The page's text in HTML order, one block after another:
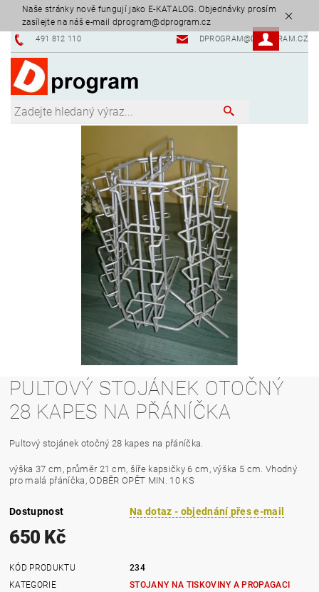
Naše stránky nově fungují jako E-KATALOG. Objednávky prosím
zasílejte na náš e-mail dprogram@dprogram.cz
491 812 110 DPROGRAM@DPROGRAM.CZ
PULTOVÝ STOJÁNEK OTOČNÝ
28 KAPES NA PŘÁNÍČKA
Pultový stojánek otočný 28 kapes na přáníčka.
výška 37 cm, průměr 21 cm, šíře kapsičky 6 cm, výška 5 cm. Vhodný
pro malá přáníčka, ODBĚR OPĚT MIN. 10 KS
Dostupnost Na dotaz - objednání přes e-mail
650 Kč
KÓD PRODUKTU
234
KATEGORIE
STOJANY NA TISKOVINY A PROPAGACI